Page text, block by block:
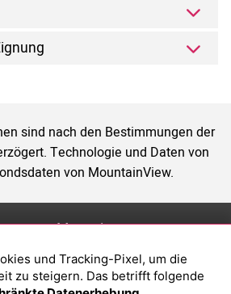
sind nach den Bestimmungen der
Technologie und Daten von
von MountainView.
Magazin
Was sind sind ETFs?
Sparplan Vorteile
und Tracking-Pixel, um die
zu steigern. Das betrifft folgende